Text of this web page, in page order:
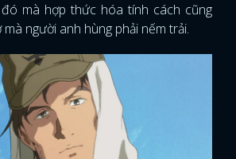
mà hợp thức hóa tính cách cũng
người anh hùng phải nếm trải.